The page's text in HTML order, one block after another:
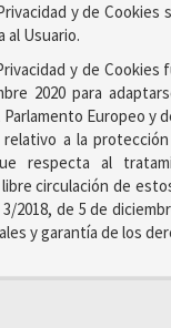
y de Cookies
al Usuario.
y de Cookies
2020 para
Parlamento Europeo y
relativo a la
respecta al
circulación de
3/2018, de 5 de
y garantía de los